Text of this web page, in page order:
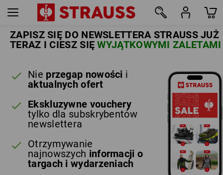
ZAPISZ SIĘ DO NEWSLETTERA STRAUSS JUŻ
TERAZ I CIESZ SIĘWYJĄTKOWYMI ZALETAMI
Nie przegap nowości i
aktualnych ofert
Ekskluzywne vouchery
tylko dla subskrybentów
newslettera
Otrzymywanie
najnowszych informacji o
targach i wydarzeniach